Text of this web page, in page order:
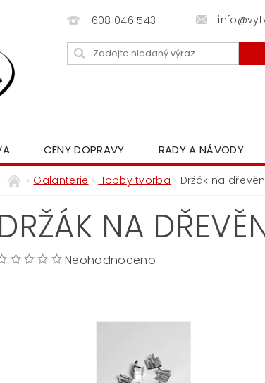
608 046 543
CENY DOPRAVY RADY A NÁVODY
Galanterie Hobby tvorba Držák na
DRŽÁK NA
Neohodnoceno